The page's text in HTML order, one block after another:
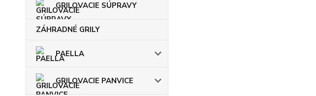
GRILOVACIE SÚPRAVY
ZÁHRADNÉ GRILY
PAELLA
GRILOVACIE PANVICE